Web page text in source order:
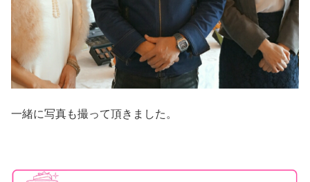
一緒に写真も撮って頂きました。